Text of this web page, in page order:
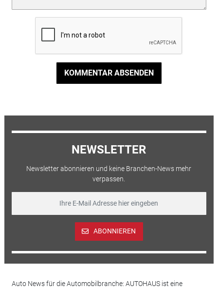
KOMMENTAR ABSENDEN
NEWSLETTER
Newsletter abonnieren und keine Branchen-News mehr
verpassen.
ABONNIEREN
Auto News für die Automobilbranche: AUTOHAUS ist eine